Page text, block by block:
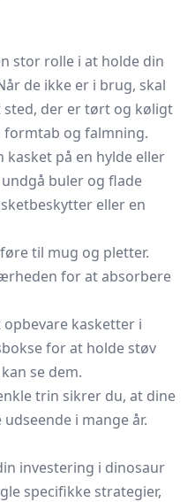
stor rolle i at holde din
de ikke er i brug, skal
sted, der er tørt og køligt
og falmning.
kasket på en hylde eller
buler og flade
eller en
til mug og pletter.
for at absorbere
opbevare kasketter i
for at holde støv
se dem.
trin sikrer du, at dine
i mange år.
investering i dinosaur
specifikke strategier,